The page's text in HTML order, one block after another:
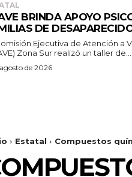
BRINDA APOYO
DE
Ejecutiva de Atención a
Zona Sur realizó un taller de...
de 2026